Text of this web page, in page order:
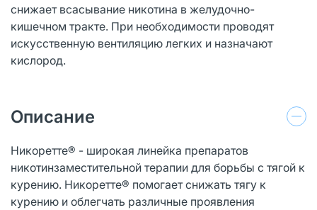
снижает всасывание никотина в желудочно-
кишечном тракте. При необходимости проводят
искусственную вентиляцию легких и назначают
кислород.
Описание
Никоретте® - широкая линейка препаратов
никотинзаместительной терапии для борьбы с тягой к
курению. Никоретте® помогает снижать тягу к
курению и облегчать различные проявления